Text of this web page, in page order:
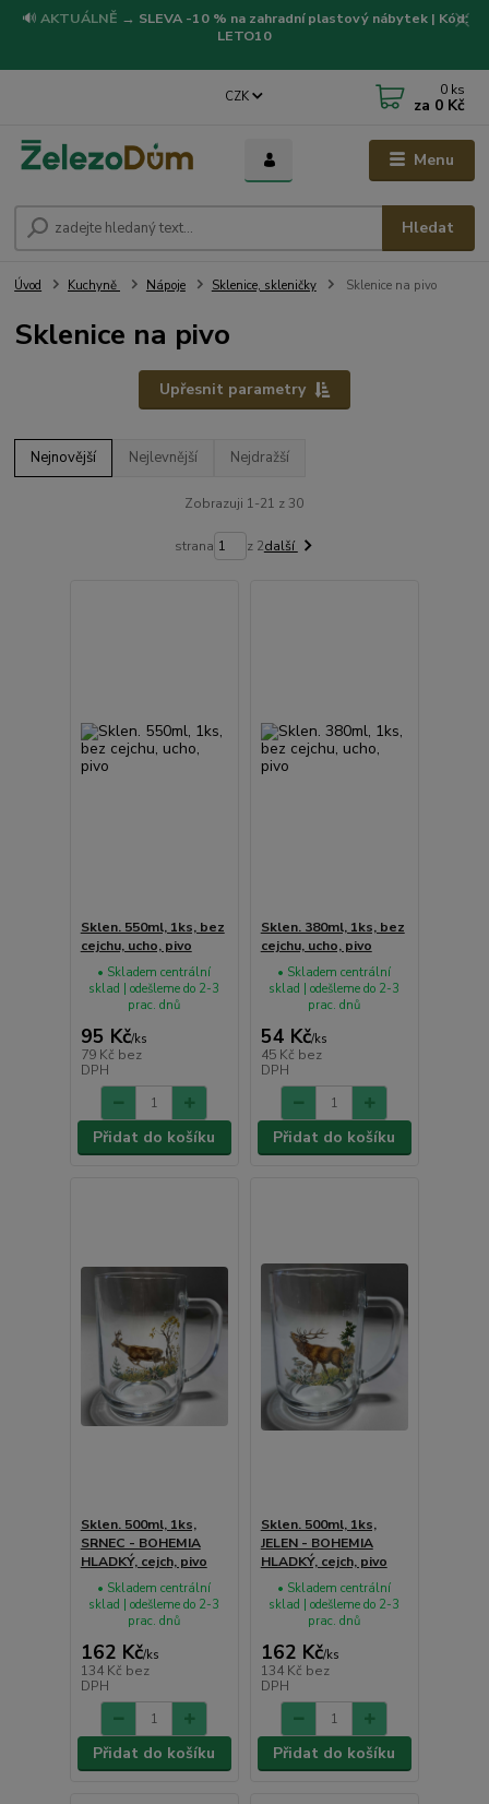
🔊 AKTUÁLNĚ → SLEVA -10 % na zahradní plastový nábytek | Kód:
LETO10
Menu
CZK
Hledat
0 ks
za 0 Kč
Úvod Kuchyně Nápoje Sklenice, skleničky Sklenice na pivo
Sklenice na pivo
Upřesnit parametry
Nejnovější Nejlevnější Nejdražší
Zobrazuji 1-21 z 30
strana z 2další
Sklen. 550ml, 1ks, bez
cejchu, ucho, pivo
95 Kč/ks
79 Kč bez
DPH
• Skladem centrální
sklad | odešleme do 2-3
prac. dnů
Přidat do košíku
Sklen. 380ml, 1ks, bez
cejchu, ucho, pivo
54 Kč/ks
45 Kč bez
DPH
• Skladem centrální
sklad | odešleme do 2-3
prac. dnů
Přidat do košíku
Sklen. 500ml, 1ks,
SRNEC - BOHEMIA
HLADKÝ, cejch, pivo
162 Kč/ks
134 Kč bez
DPH
• Skladem centrální
sklad | odešleme do 2-3
prac. dnů
Přidat do košíku
Sklen. 500ml, 1ks,
JELEN - BOHEMIA
HLADKÝ, cejch, pivo
162 Kč/ks
134 Kč bez
DPH
• Skladem centrální
sklad | odešleme do 2-3
prac. dnů
Přidat do košíku